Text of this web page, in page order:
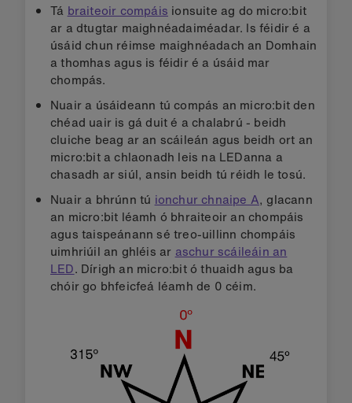
Tá braiteoir compáis ionsuite ag do micro:bit
ar a dtugtar maighnéadaiméadar. Is féidir é a
úsáid chun réimse maighnéadach an Domhain
a thomhas agus is féidir é a úsáid mar
chompás.
Nuair a úsáideann tú compás an micro:bit den
chéad uair is gá duit é a chalabrú - beidh
cluiche beag ar an scáileán agus beidh ort an
micro:bit a chlaonadh leis na LEDanna a
chasadh ar siúl, ansin beidh tú réidh le tosú.
Nuair a bhrúnn tú ionchur chnaipe A, glacann
an micro:bit léamh ó bhraiteoir an chompáis
agus taispeánann sé treo-uillinn chompáis
uimhriúil an ghléis ar aschur scáileáin an
LED. Dírigh an micro:bit ó thuaidh agus ba
chóir go bhfeicfeá léamh de 0 céim.